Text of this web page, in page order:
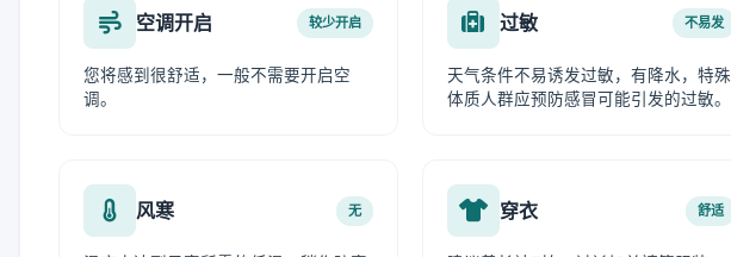
空调开启 较少开启
您将感到很舒适，一般不需要开启空
调。
过敏 不易发
天气条件不易诱发过敏，有降水，特殊
体质人群应预防感冒可能引发的过敏。
风寒 无 穿衣 舒适